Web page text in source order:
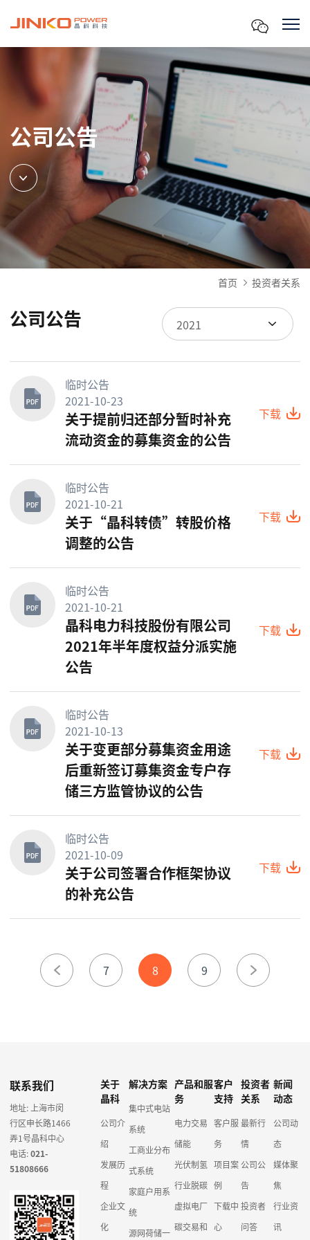
公司公告
首页 投资者关系
公司公告 2021
临时公告
2021-10-23
关于提前归还部分暂时补充
流动资金的募集资金的公告
下载
临时公告
2021-10-21
关于“晶科转债”转股价格
调整的公告
下载
临时公告
2021-10-21
晶科电力科技股份有限公司
2021年半年度权益分派实施
公告
下载
临时公告
2021-10-13
关于变更部分募集资金用途
后重新签订募集资金专户存
储三方监管协议的公告
下载
临时公告
2021-10-09
关于公司签署合作框架协议
的补充公告
下载
7 8 9
联系我们
地址: 上海市闵
行区申长路1466
弄1号晶科中心
电话:021-
51808666
关于
晶科
公司介
绍
发展历
程
企业文
化
解决方案
集中式电站
系统
工商业分布
式系统
家庭户用系
统
源网荷储一
产品和服
务
电力交易
储能
光伏制氢
行业脱碳
虚拟电厂
碳交易和
客户
支持
客户服
务
项目案
例
下载中
心
投资者
关系
最新行
情
公司公
告
投资者
问答
新闻
动态
公司动
态
媒体聚
焦
行业资
讯